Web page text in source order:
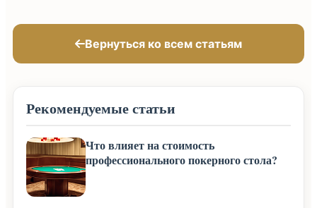
Вернуться ко всем статьям
Рекомендуемые статьи
Что влияет на стоимость
профессионального покерного стола?